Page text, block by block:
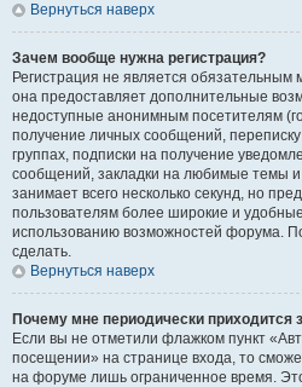
Вернуться наверх
Зачем вообще нужна регистрация?
Регистрация не является
она предоставляет дополнительные
недоступные анонимным посетителям
получение личных сообщений,
группах, подписки на получение
сообщений, закладки на любимые темы и
занимает всего несколько секунд, но
пользователям более широкие и
использованию возможностей форума.
сделать.
Вернуться наверх
Почему мне периодически приходится
Если вы не отметили флажком пункт
посещении» на странице входа, то
на форуме лишь ограниченное время.